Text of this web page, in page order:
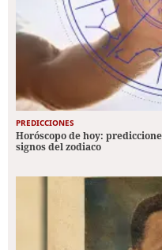
PREDICCIONES
Horóscopo de hoy:
signos del zodiaco